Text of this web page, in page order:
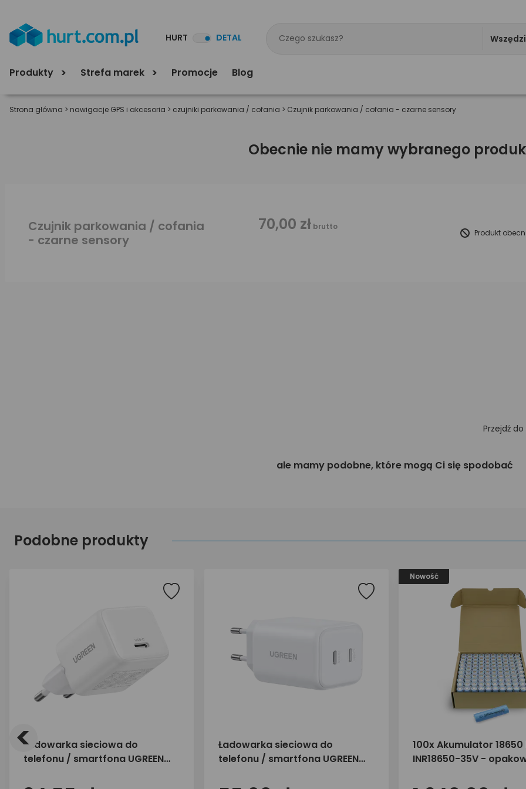
HURT DETAL
Produkty Strefa marek Promocje Blog
Strona główna > nawigacje GPS i akcesoria > czujniki parkowania / cofania > Czujnik parkowania / cofania - czarne sensory
Obecnie nie mamy wybranego
Czujnik parkowania / cofania
- czarne sensory
70,00 zł brutto
Produkt
Przejdź do
ale mamy podobne, które mogą Ci się spodobać
Podobne produkty
Ładowarka sieciowa do
telefonu / smartfona UGREEN
Ładowarka sieciowa do
telefonu / smartfona UGREEN
Nowość
100x Akumulator 18650
INR18650-35V -
<